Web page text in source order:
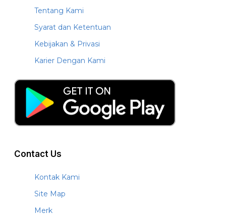
Tentang Kami
Syarat dan Ketentuan
Kebijakan & Privasi
Karier Dengan Kami
Contact Us
Kontak Kami
Site Map
Merk